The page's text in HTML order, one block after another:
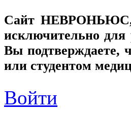
Сайт НЕВРОНЬЮС
исключительно для
Вы подтверждаете,
или студентом
Войти